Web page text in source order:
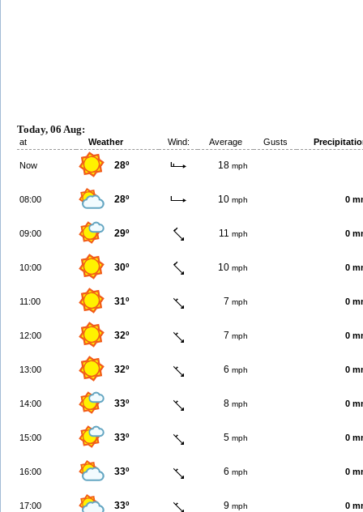
Today, 06 Aug:
at Weather Wind: Average Gusts
Now 28º 18 mph
08:00 28º 10 mph 0
09:00 29º 11 mph 0
10:00 30º 10 mph 0
11:00 31º 7 mph 0
12:00 32º 7 mph 0
13:00 32º 6 mph 0
14:00 33º 8 mph 0
15:00 33º 5 mph 0
16:00 33º 6 mph 0
17:00 33º 9 mph 0